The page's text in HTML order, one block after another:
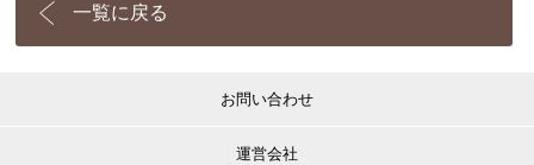
一覧に戻る
お問い合わせ
運営会社